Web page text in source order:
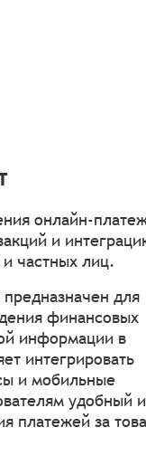
онлайн-
и
частных лиц.
для
финансовых
информации в
интегрировать
и мобильные
удобный и
платежей за